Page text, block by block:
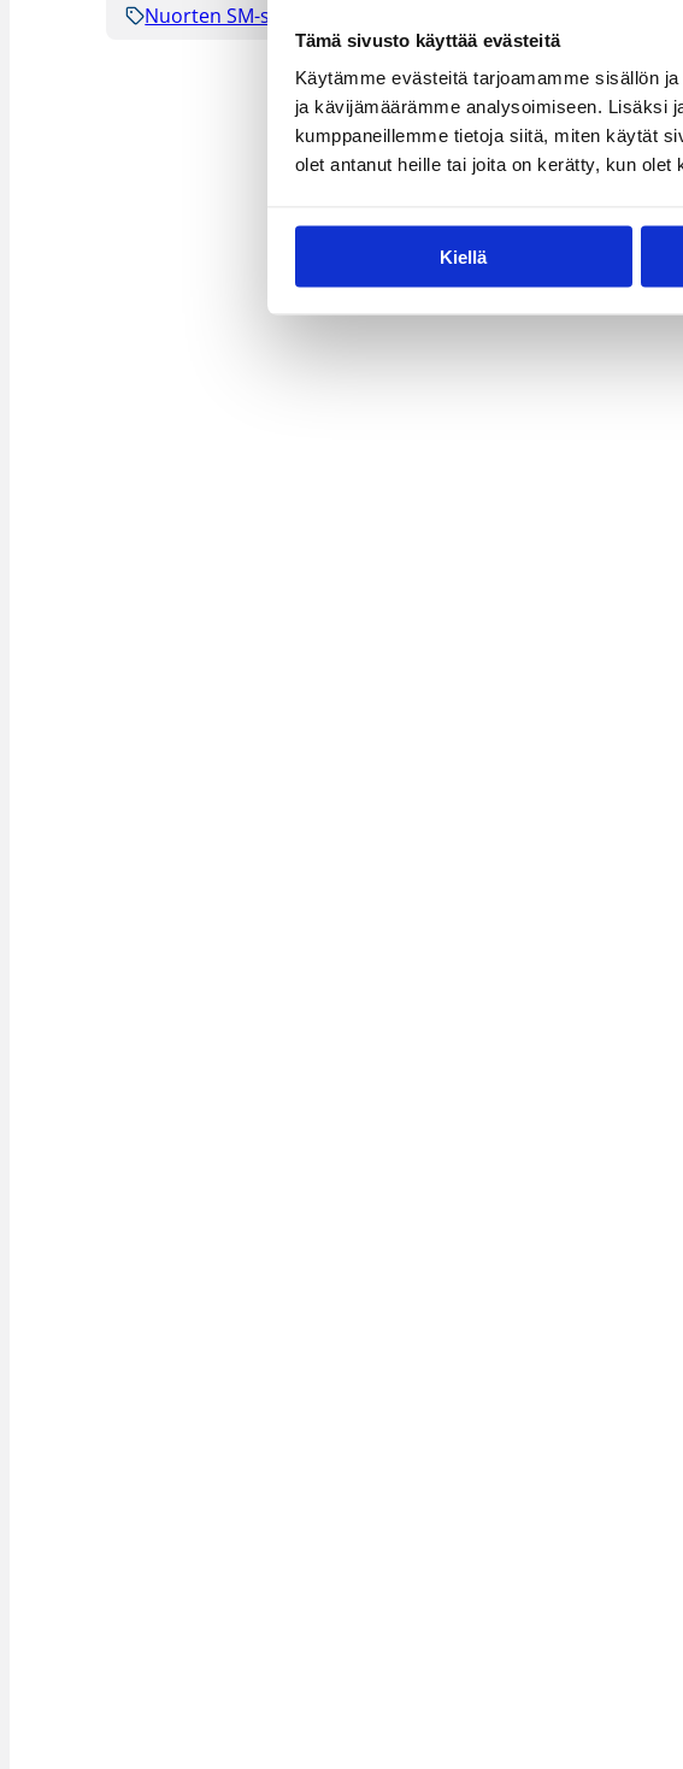
Tämä sivusto käyttää evästeitä
Käytämme evästeitä tarjoamamme sisällön
ja kävijämäärämme analysoimiseen. Lisäksi
kumppaneillemme tietoja siitä, miten käytät
olet antanut heille tai joita on kerätty, kun olet
Kiellä
Nuorten SM-sarjat